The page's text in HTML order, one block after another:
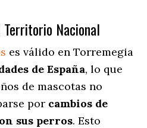
Nacional
es válido en Torremegia
de España, lo que
de mascotas no
por cambios de
sus perros. Esto